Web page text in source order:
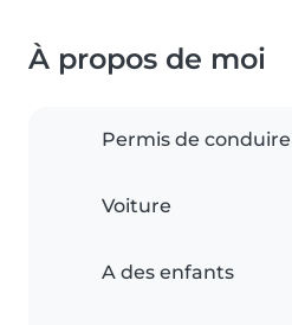
À propos de moi
Permis de conduire
Voiture
A des enfants